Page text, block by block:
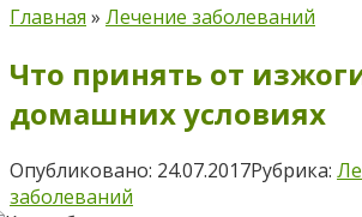
Главная » Лечение заболеваний
Что принять от
домашних условиях
Опубликовано: 24.07.2017Рубрика:
заболеваний